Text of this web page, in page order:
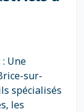
: Une
sur-
spécialisés
les